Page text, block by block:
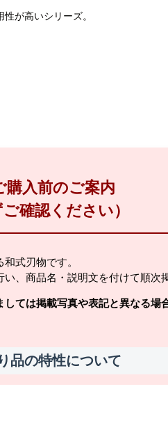
が高いシリーズ。
入前のご案内
ご確認ください）
式刃物です。
、商品名・説明文を付けて順次
ては掲載写真や表記と異なる場
品の特性について